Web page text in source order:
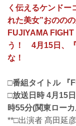
く伝えるケンドー
れた美女”おのの
FUJIYAMA
う！ 4月15日、
な！
□番組タイトル 『
□放送日時 4月15
時55分(関東ロー
**□出演者 髙田延